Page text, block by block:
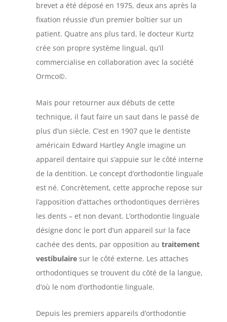
brevet a été déposé en 1975, deux ans après la
fixation réussie d’un premier boîtier sur un
patient. Quatre ans plus tard, le docteur Kurtz
crée son propre système lingual, qu’il
commercialise en collaboration avec la société
Ormco©.
Mais pour retourner aux débuts de cette
technique, il faut faire un saut dans le passé de
plus d’un siècle. C’est en 1907 que le dentiste
américain Edward Hartley Angle imagine un
appareil dentaire qui s’appuie sur le côté interne
de la dentition. Le concept d’orthodontie linguale
est né. Concrètement, cette approche repose sur
l’apposition d’attaches orthodontiques derrières
les dents – et non devant. L’orthodontie linguale
désigne donc le port d’un appareil sur la face
cachée des dents, par opposition au traitement
vestibulairesur le côté externe. Les attaches
orthodontiques se trouvent du côté de la langue,
d’où le nom d’orthodontie linguale.
Depuis les premiers appareils d’orthodontie